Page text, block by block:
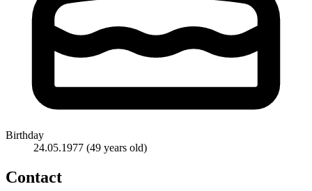
Birthday
24.05.1977 (49 years old)
Contact